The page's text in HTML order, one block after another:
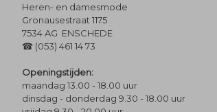
Heren- en damesmode
Gronausestraat 1175
7534 AG ENSCHEDE
☎ (053) 461 14 73
Openingstijden:
maandag 13.00 - 18.00 uur
dinsdag - donderdag 9.30 - 18.00 uur